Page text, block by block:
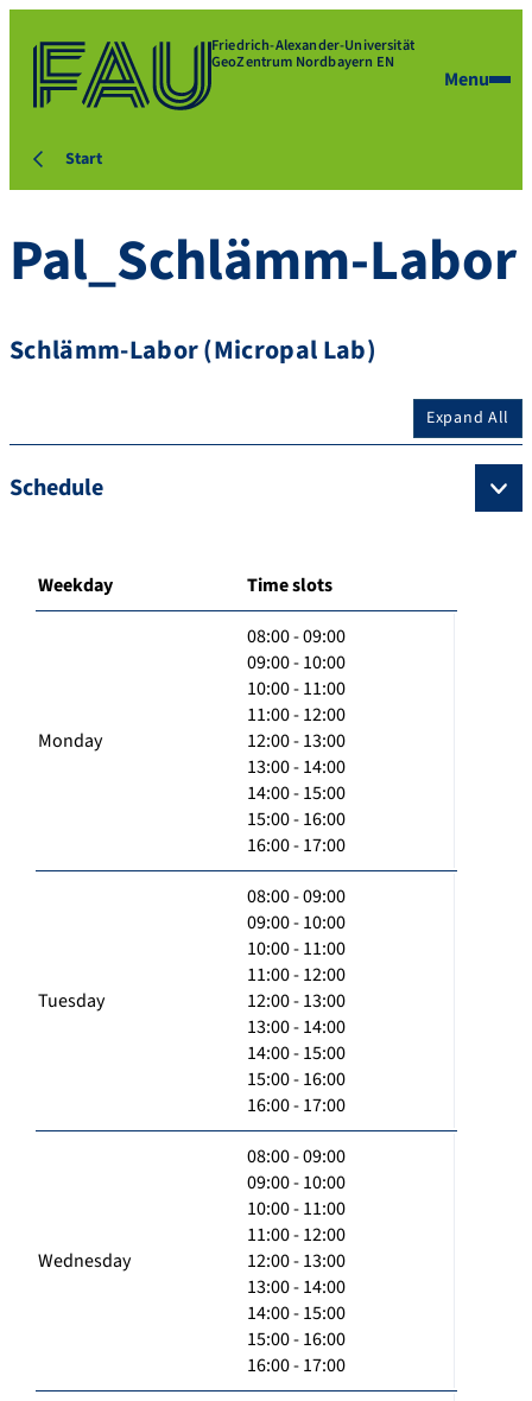
Friedrich-Alexander-Universität
GeoZentrum Nordbayern EN
Menu
Start
Pal_Schlämm-Labor
Schlämm-Labor (Micropal Lab)
Expand All
Schedule
Weekday Time slots
Monday
08:00 - 09:00
09:00 - 10:00
10:00 - 11:00
11:00 - 12:00
12:00 - 13:00
13:00 - 14:00
14:00 - 15:00
15:00 - 16:00
16:00 - 17:00
Tuesday
08:00 - 09:00
09:00 - 10:00
10:00 - 11:00
11:00 - 12:00
12:00 - 13:00
13:00 - 14:00
14:00 - 15:00
15:00 - 16:00
16:00 - 17:00
Wednesday
08:00 - 09:00
09:00 - 10:00
10:00 - 11:00
11:00 - 12:00
12:00 - 13:00
13:00 - 14:00
14:00 - 15:00
15:00 - 16:00
16:00 - 17:00